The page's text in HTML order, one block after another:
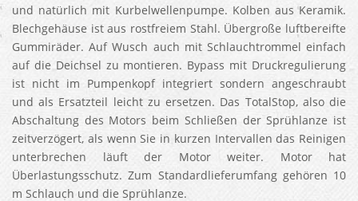
und natürlich mit Kurbelwellenpumpe. Kolben aus Keramik.
Blechgehäuse ist aus rostfreiem Stahl. Übergroße luftbereifte
Gummiräder. Auf Wusch auch mit Schlauchtrommel einfach
auf die Deichsel zu montieren. Bypass mit Druckregulierung
ist nicht im Pumpenkopf integriert sondern angeschraubt
und als Ersatzteil leicht zu ersetzen. Das TotalStop, also die
Abschaltung des Motors beim Schließen der Sprühlanze ist
zeitverzögert, als wenn Sie in kurzen Intervallen das Reinigen
unterbrechen läuft der Motor weiter. Motor hat
Überlastungsschutz. Zum Standardlieferumfang gehören 10
m Schlauch und die Sprühlanze.